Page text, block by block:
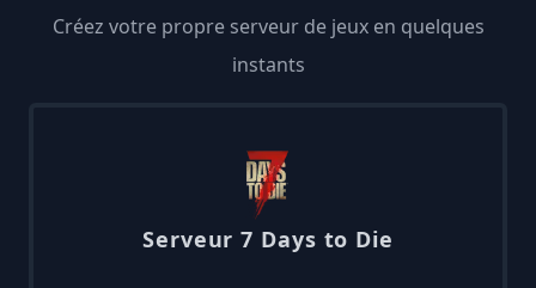
Créez votre propre serveur de jeux en quelques
instants
Serveur 7 Days to Die